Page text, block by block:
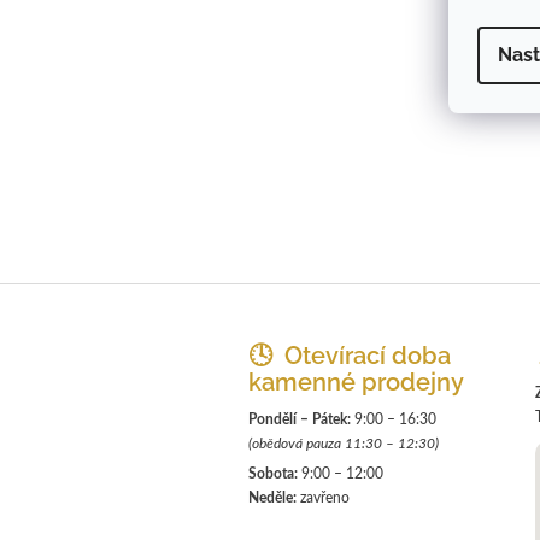
🕓 Otevírací doba
kamenné prodejny
Pondělí – Pátek: 9:00 – 16:30
(obědová pauza 11:30 – 12:30)
Sobota: 9:00 – 12:00
Neděle: zavřeno